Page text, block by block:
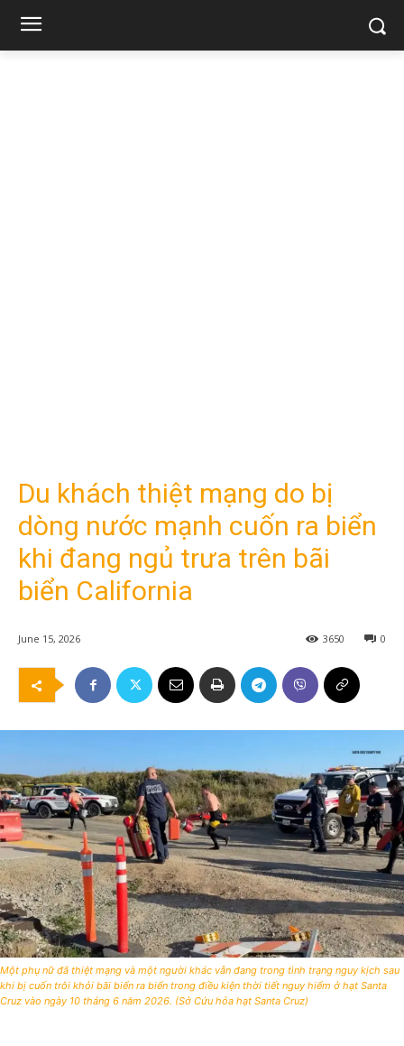
Du khách thiệt mạng do bị
dòng nước mạnh cuốn ra biển
khi đang ngủ trưa trên bãi
biển California
June 15, 2026 0
3650
Một phụ nữ đã thiệt mạng và một người khác vẫn đang trong tình trạng nguy kịch sau
khi bị cuốn trôi khỏi bãi biển ra biển trong điều kiện thời tiết nguy hiểm ở hạt Santa
Cruz vào ngày 10 tháng 6 năm 2026. (Sở Cứu hỏa hạt Santa Cruz)